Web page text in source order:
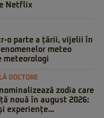
Netflix
o parte a țării, vijelii în
meteo
meteorologi
DOCTORE
zodia care
nouă în august 2026:
experiențe...